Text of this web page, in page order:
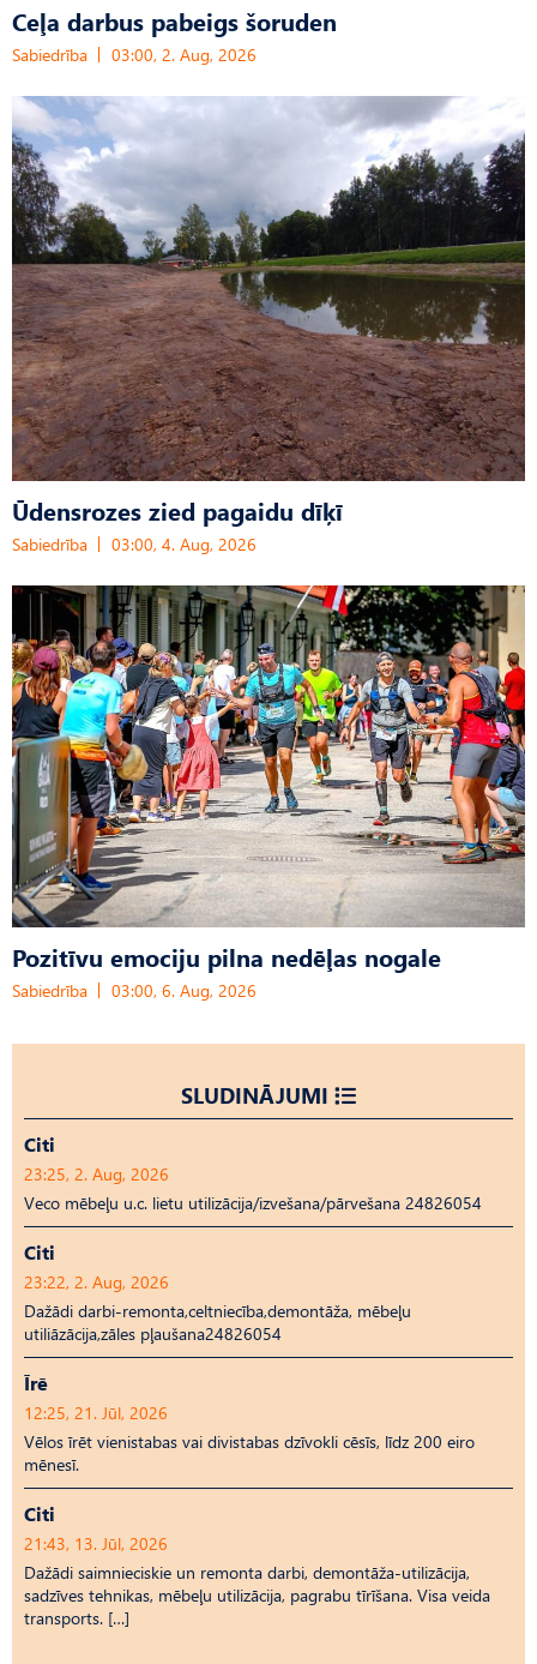
Ceļa darbus pabeigs šoruden
Sabiedrība 03:00, 2. Aug, 2026
Ūdensrozes zied pagaidu dīķī
Sabiedrība 03:00, 4. Aug, 2026
Pozitīvu emociju pilna nedēļas nogale
Sabiedrība 03:00, 6. Aug, 2026
SLUDINĀJUMI
Citi
23:25, 2. Aug, 2026
Veco mēbeļu u.c. lietu utilizācija/izvešana/pārvešana 24826054
Citi
23:22, 2. Aug, 2026
Dažādi darbi-remonta,celtniecība,demontāža, mēbeļu
utiliāzācija,zāles pļaušana24826054
Īrē
12:25, 21. Jūl, 2026
Vēlos īrēt vienistabas vai divistabas dzīvokli cēsīs, līdz 200 eiro
mēnesī.
Citi
21:43, 13. Jūl, 2026
Dažādi saimnieciskie un remonta darbi, demontāža-utilizācija,
sadzīves tehnikas, mēbeļu utilizācija, pagrabu tīrīšana. Visa veida
transports. […]